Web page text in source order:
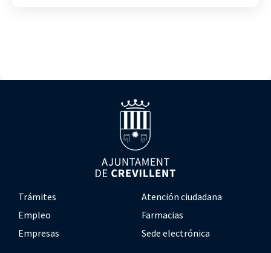
Trámites
Atención ciudadana
Empleo
Farmacias
Empresas
Sede electrónica